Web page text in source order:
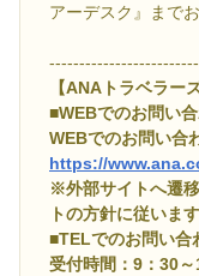
アーデスク』まで
【ANAトラベラー
■WEBでのお問い
WEBでのお問い合
https://
※外部サイトへ遷
トの方針に従います
■TELでのお問い合
受付時間：9：30